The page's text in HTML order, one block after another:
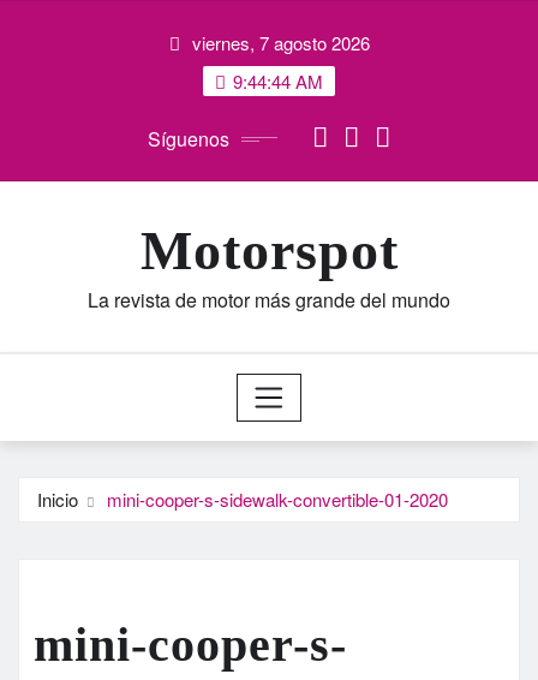
viernes, 7 agosto 2026
9:44:44 AM
Síguenos
Motorspot
La revista de motor más grande del mundo
Inicio mini-cooper-s-sidewalk-convertible-01-2020
mini-cooper-s-